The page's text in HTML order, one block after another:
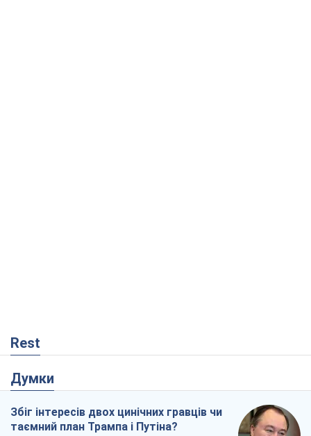
Rest
Думки
Збіг інтересів двох цинічних гравців чи
таємний план Трампа і Путіна?